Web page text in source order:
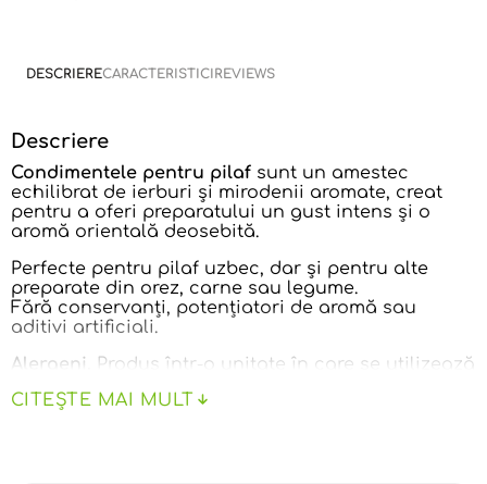
DESCRIERECARACTERISTICIREVIEWS
Descriere
Condimentele pentru pilaf sunt un amestec
echilibrat de ierburi și mirodenii aromate, creat
pentru a oferi preparatului un gust intens și o
aromă orientală deosebită.
Perfecte pentru pilaf uzbec, dar și pentru alte
preparate din orez, carne sau legume.
Fără conservanți, potențiatori de aromă sau
aditivi artificiali.
Alergeni.
Produs într-o unitate în care se utilizează
susan, alte seminţe oleaginoase.
CITEȘTE MAI MULT